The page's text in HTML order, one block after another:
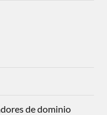
de dominio